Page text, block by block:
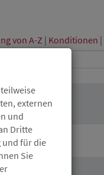
von A-Z | Konditionen |
externen
und
Dritte
und für die
Sie